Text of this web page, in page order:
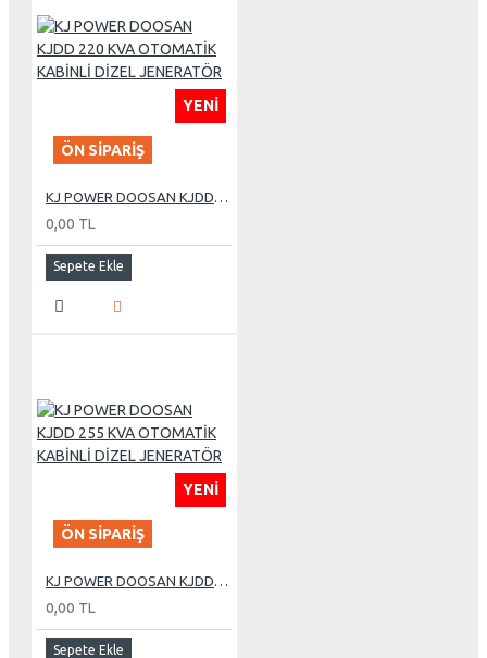
YENI
ÖN SIPARIŞ
KJ POWER DOOSAN KJDD 220 KVA OTOMATİK KABİNLİ DİZEL JENERATÖR
0,00 TL
Sepete Ekle
YENI
ÖN SIPARIŞ
KJ POWER DOOSAN KJDD 255 KVA OTOMATİK KABİNLİ DİZEL JENERATÖR
0,00 TL
Sepete Ekle